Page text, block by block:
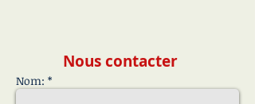
Nous contacter
Nom: *